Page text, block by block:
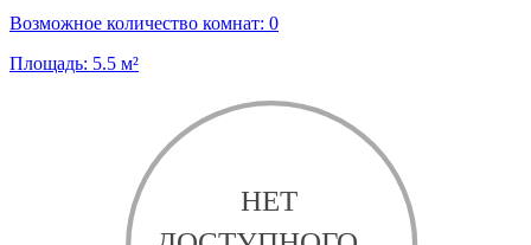
Возможное количество комнат: 0
Площадь: 5.5 м²